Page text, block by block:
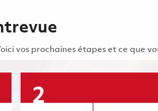
vos prochaines étapes et ce que